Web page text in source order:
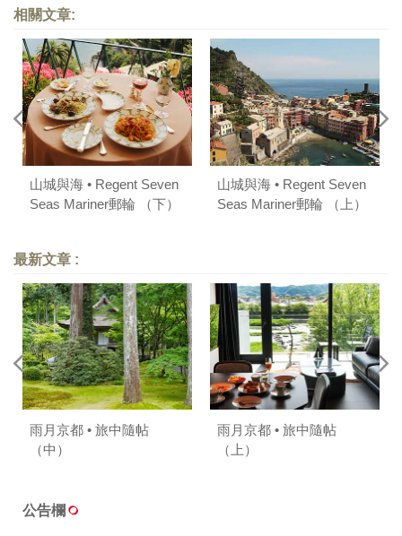
相關文章:
山城與海 • Regent Seven
Seas Mariner郵輪 （下）
山城與海 • Regent Seven
Seas Mariner郵輪 （上）
最新文章 :
雨月京都 • 旅中隨帖
（中）
雨月京都 • 旅中隨帖
（上）
公告欄